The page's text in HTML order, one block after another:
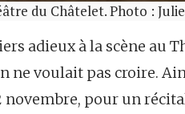
du Châtelet. Photo :
adieux à la scène au
ne voulait pas croire.
novembre, pour un